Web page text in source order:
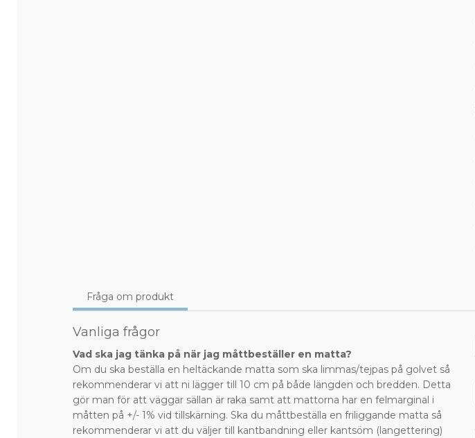
Fråga om produkt
Vanliga frågor
Vad ska jag tänka på när jag måttbeställer en matta?
Om du ska beställa en heltäckande matta som ska limmas/tejpas på golvet så
rekommenderar vi att ni lägger till 10 cm på både längden och bredden. Detta
gör man för att väggar sällan är raka samt att mattorna har en felmarginal i
måtten på +/- 1% vid tillskärning. Ska du måttbeställa en friliggande matta så
rekommenderar vi att du väljer till kantbandning eller kantsöm (langettering)